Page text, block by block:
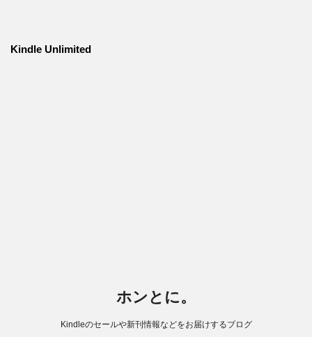
Kindle Unlimited
ホンとに。
Kindleのセールや新刊情報などをお届けするブログ